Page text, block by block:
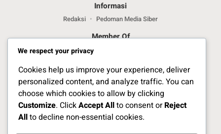
Informasi
Redaksi Pedoman Media Siber
Member Of
Jelajahi Berita di Apps Kami
We respect your privacy
Cookies help us improve your experience, deliver
personalized content, and analyze traffic. You can
choose which cookies to allow by clicking
Customize. ClickAccept Allto consent orReject
Allto decline non-essential cookies.